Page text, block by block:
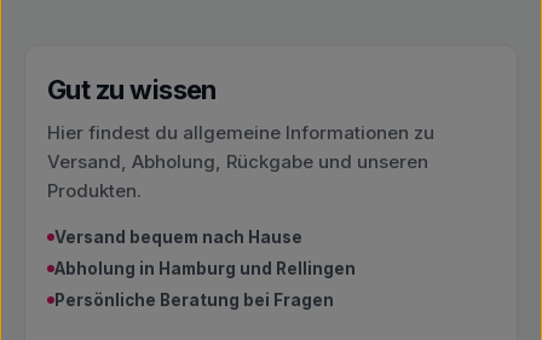
Gut zu wissen
Hier findest du allgemeine Informationen zu
Versand, Abholung, Rückgabe und unseren
Produkten.
Versand bequem nach Hause
Abholung in Hamburg und Rellingen
Persönliche Beratung bei Fragen